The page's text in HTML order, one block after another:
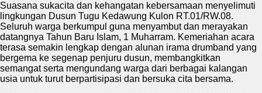
Suasana sukacita dan kehangatan kebersamaan menyelimuti
lingkungan Dusun Tugu Kedawung Kulon RT.01/RW.08.
Seluruh warga berkumpul guna menyambut dan merayakan
datangnya Tahun Baru Islam, 1 Muharram. Kemeriahan acara
terasa semakin lengkap dengan alunan irama drumband yang
bergema ke segenap penjuru dusun, membangkitkan
semangat serta mengundang warga dari berbagai kalangan
usia untuk turut berpartisipasi dan bersuka cita bersama.